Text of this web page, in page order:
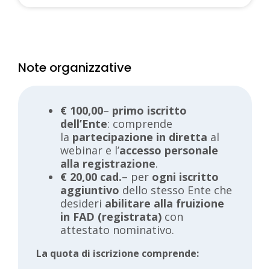
Note organizzative
€ 100,00– primo iscritto
dell’Ente: comprende
la partecipazione in diretta al
webinar e l’accesso personale
alla registrazione.
€ 20,00 cad.– per ogni iscritto
aggiuntivo dello stesso Ente che
desideri abilitare alla fruizione
in FAD (registrata) con
attestato nominativo.
La quota di iscrizione comprende: